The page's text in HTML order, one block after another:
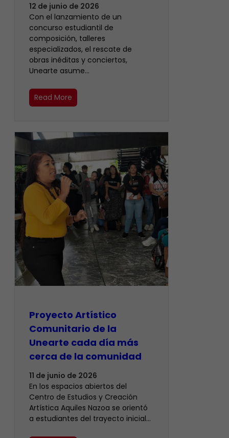
12 de junio de 2026
​Con el lanzamiento de un
concurso estudiantil de
composición, talleres
especializados, el rescate de
obras inéditas y conciertos,
Unearte asume…
Read More
Proyecto Artístico
Comunitario de la
Unearte cada día más
cerca de la comunidad
11 de junio de 2026
En los espacios abiertos del
Centro de Estudios y Creación
Artística Aquiles Nazoa se orientó
a estudiantes del trayecto inicial…